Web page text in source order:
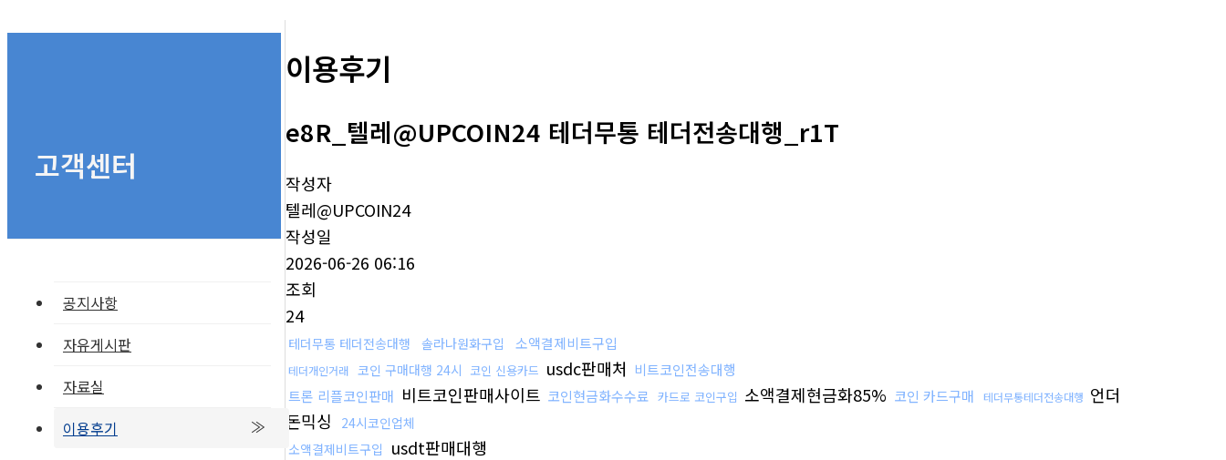
고객센터
공지사항
자유게시판
자료실
이용후기
이용후기
e8R_텔레@UPCOIN24 테더무통 테더전송대행_r1T
작성자
텔레@UPCOIN24
작성일
2026-06-26 06:16
조회
24
테더무통 테더전송대행 솔라나원화구입 소액결제비트구입
테더개인거래 코인 구매대행 24시 코인 신용카드 usdc판매처 비트코인전송대행
트론 리플코인판매 비트코인판매사이트 코인현금화수수료 카드로 코인구입 소액결제현금화85% 코인 카드구매 테더무통테더전송대행 언더
돈믹싱
24시코인업체
소액결제비트구입 usdt판매대행